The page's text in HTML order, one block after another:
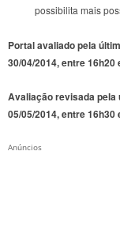
possibilita mais
Portal avaliado pela
30/04/2014, entre 16h20
Avaliação revisada pela
05/05/2014, entre 16h30
Anúncios